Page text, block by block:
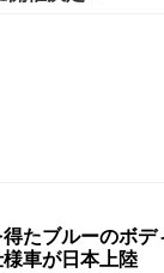
たブルーのボ
車が日本上陸